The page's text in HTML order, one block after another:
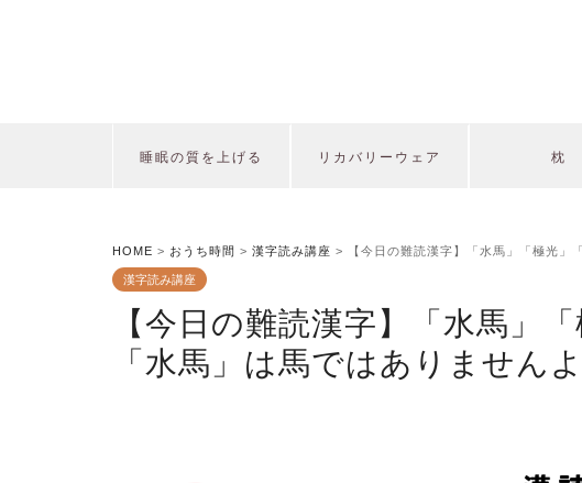
睡眠の質を上げる リカバリーウェア 枕
HOME > おうち時間 > 漢字読み講座 > 【今日の難読漢字】「水馬」「極光」
漢字読み講座
【今日の難読漢字】「水馬」
「水馬」は馬ではありませんよ